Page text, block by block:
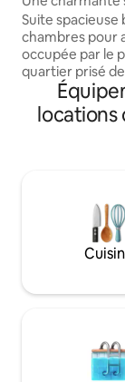
deux chambres
Suite spacieuse
chambres pour
occupée par le
quartier prisé
distance de
de l'hôpital
Willows Beach.
kitchenette
Netflix. Wifi
bistrot, patio,
uniquement (13
COMPREND
locations